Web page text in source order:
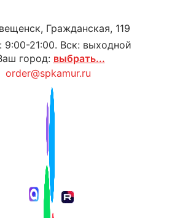
Гражданская, 119
9:00-21:00. Вск: выходной
город: выбрать...
order@spkamur.ru